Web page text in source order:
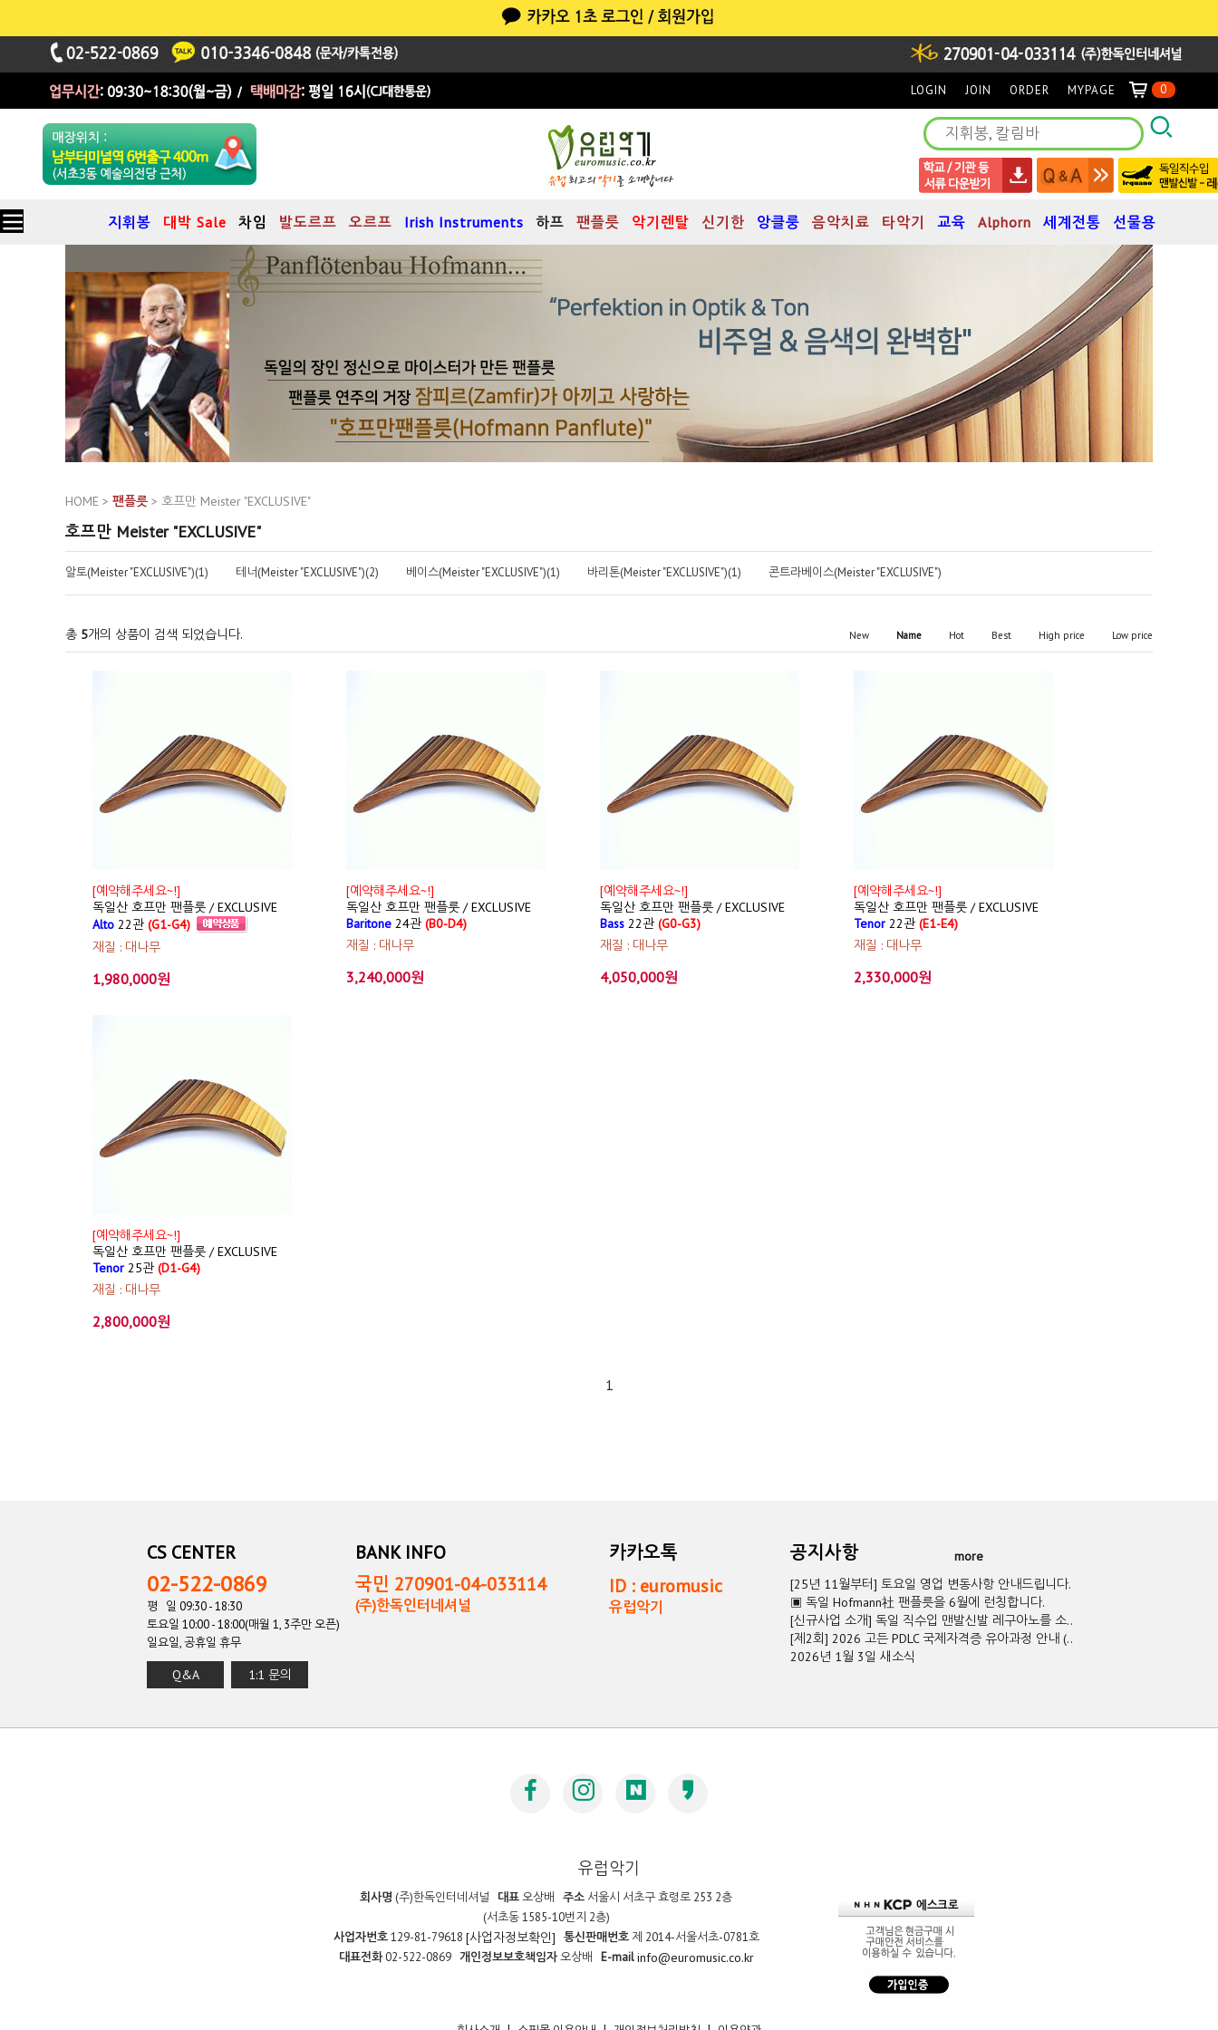
LOGIN JOIN ORDER MYPAGE 0
지휘봉 대박 Sale 차임 발도르프 오르프 Irish Instruments 하프 팬플릇 악기렌탈 신기한 앙클룽 음악치료 타악기 교육 Alphorn 세계전통 선물용
HOME > 팬플릇 > 호프만 Meister "EXCLUSIVE"
호프만 Meister "EXCLUSIVE"
알토(Meister "EXCLUSIVE")(1) 테너(Meister "EXCLUSIVE")(2) 베이스(Meister "EXCLUSIVE")(1) 바리톤(Meister "EXCLUSIVE")(1) 콘트라베이스(Meister "EXCLUSIVE")
총 5개의 상품이 검색 되었습니다. New Name Hot Best High price Low price
[예약해주세요~!]
독일산 호프만 팬플룻 / EXCLUSIVE
Alto 22관(G1-G4)
재질 : 대나무
1,980,000원
[예약해주세요~!]
독일산 호프만 팬플룻 / EXCLUSIVE
Baritone 24관(B0-D4)
재질 : 대나무
3,240,000원
[예약해주세요~!]
독일산 호프만 팬플룻 / EXCLUSIVE
Bass 22관(G0-G3)
재질 : 대나무
4,050,000원
[예약해주세요~!]
독일산 호프만 팬플룻 / EXCLUSIVE
Tenor 22관(E1-E4)
재질 : 대나무
2,330,000원
[예약해주세요~!]
독일산 호프만 팬플룻 / EXCLUSIVE
Tenor 25관(D1-G4)
재질 : 대나무
2,800,000원
1
CS CENTER
02-522-0869
평 일 09:30 - 18:30
토요일 10:00 - 18:00(매월 1, 3주만 오픈)
일요일, 공휴일 휴무
Q&A 1:1 문의
BANK INFO
국민 270901-04-033114
(주)한독인터네셔널
카카오톡
ID : euromusic
유럽악기
공지사항
more
[25년 11월부터] 토요일 영업 변동사항 안내드립니다.
▣ 독일 Hofmann社 팬플릇을 6월에 런칭합니다.
[신규사업 소개] 독일 직수입 맨발신발 레구아노를 소..
[제2회] 2026 고든 PDLC 국제자격증 유아과정 안내 (..
2026년 1월 3일 새소식
유럽악기
회사명 (주)한독인터네셔널 대표오상배 주소 서울시 서초구 효령로 253 2층
(서초동 1585-10번지 2층)
사업자번호129-81-79618 [사업자정보확인] 통신판매번호제 2014-서울서초-0781호
대표전화02-522-0869 개인정보보호책임자오상배 E-mail info@euromusic.co.kr